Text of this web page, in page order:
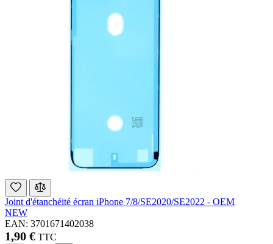
Joint d'étanchéité écran iPhone 7/8/SE2020/SE2022 - OEM
NEW
EAN: 3701671402038
1,90 € TTC